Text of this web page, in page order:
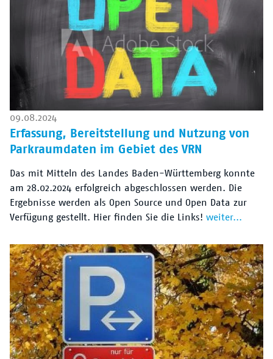
09.08.2024
Erfassung, Bereitstellung und Nutzung von
Parkraumdaten im Gebiet des VRN
Das mit Mitteln des Landes Baden-Württemberg konnte
am 28.02.2024 erfolgreich abgeschlossen werden. Die
Ergebnisse werden als Open Source und Open Data zur
Verfügung gestellt. Hier finden Sie die Links! weiter...